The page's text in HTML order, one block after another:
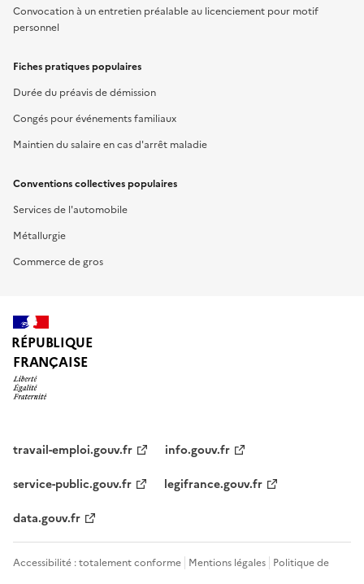
Convocation à un entretien préalable au licenciement pour motif
personnel
Fiches pratiques populaires
Durée du préavis de démission
Congés pour événements familiaux
Maintien du salaire en cas d'arrêt maladie
Conventions collectives populaires
Services de l'automobile
Métallurgie
Commerce de gros
RÉPUBLIQUE
FRANÇAISE
travail-emploi.gouv.fr
info.gouv.fr
service-public.gouv.fr
legifrance.gouv.fr
data.gouv.fr
Accessibilité : totalement conforme Mentions légales Politique de